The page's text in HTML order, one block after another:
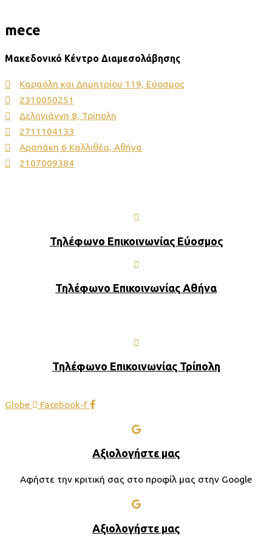
mece
Μακεδονικό Κέντρο Διαμεσολάβησης
Kαραόλη και Δημητρίου 119, Εύοσμος
2310050251
Δεληγιάννη 8, Τρίπολη
2711104133
Αραπάκη 6 Καλλιθέα, Αθήνα
2107009384
Τηλέφωνο Επικοινωνίας Εύοσμος
Τηλέφωνο Επικοινωνίας Αθήνα
Τηλέφωνο Επικοινωνίας Τρίπολη
Globe Facebook-f
Αξιολογήστε μας
Αφήστε την κριτική σας στο προφίλ μας στην Google
Αξιολογήστε μας